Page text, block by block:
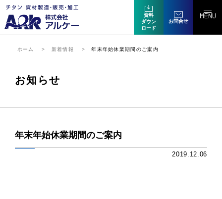
資料
ダウン
ロード
お問合せ
MENU
ホーム 新着情報 年末年始休業期間のご案内
お知らせ
年末年始休業期間のご案内
2019.12.06